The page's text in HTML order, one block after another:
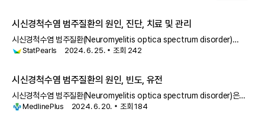
발행된 소식을 모아 다시 찾아뵐게요.
레어노트 팀은 여러분과 함께하는 모든 순간을 소중히 여기고 있어요. 저
희 소식이 시신경척수염 범주질환 치료 여정에 희망과 도움을 드릴 수 있
기를 바랍니다.
주변에도 알려 주기
시신경척수염 범주질환의 원인, 진단, 치료 및 관리
시신경척수염 범주질환(Neuromyelitis optica spectrum disorder)
(NMOSD), 이전에는 신경척수염 또는 데빅병으로
StatPearls 2024. 6. 25. 조회 242
시신경척수염 범주질환의 원인, 빈도, 유전
시신경척수염 범주질환(Neuromyelitis optica spectrum disorder)은
눈의 신경과 뇌와 척수를 포함한 중추 신경계에 영
MedlinePlus 2024. 6. 20. 조회184